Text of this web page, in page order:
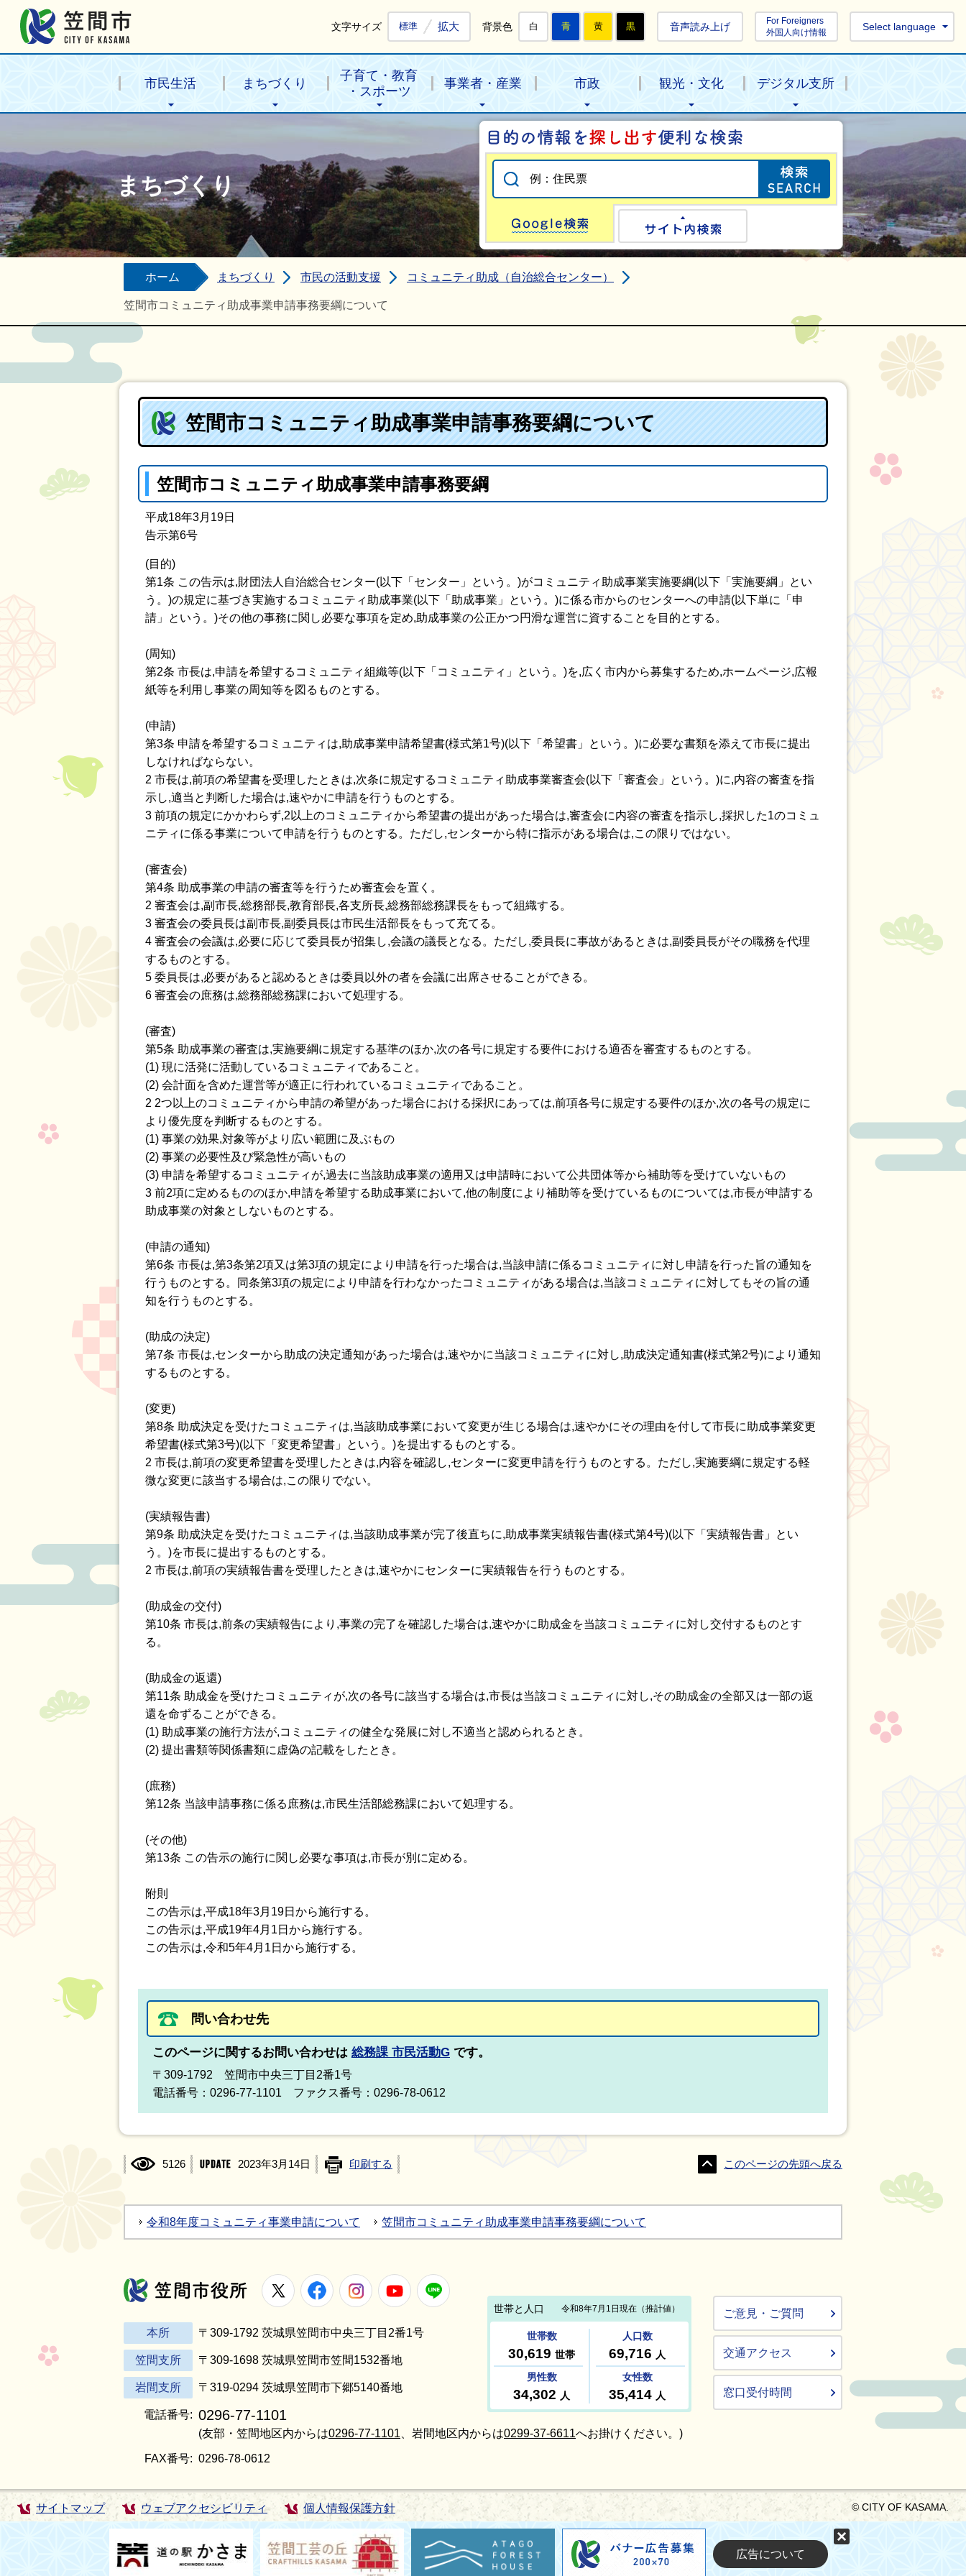
文字サイズ 標準 拡大 背景色 白 青 黄 黒 音声読み上げ
For Foreigners
外国人向け情報
Select language
市民生活 まちづくり
子育て・教育
・スポーツ
事業者・産業 市政 観光・文化 デジタル支所
まちづくり
目的の情報を探
Google検索
ホーム まちづくり 市民の活動支援 コミュニティ助成（自治総合センター）
笠間市コミュニティ助成事業申請事務要綱について
笠間市コミュニティ助成事業申請事務要綱について
笠間市コミュニティ助成事業申請事務要綱
平成18年3月19日
告示第6号
(目的)
第1条 この告示は,財団法人自治総合センター(以下「センター」という。)がコミュニティ助成事業実施要綱(以下「実施要綱」とい
う。)の規定に基づき実施するコミュニティ助成事業(以下「助成事業」という。)に係る市からのセンターへの申請(以下単に「申
請」という。)その他の事務に関し必要な事項を定め,助成事業の公正かつ円滑な運営に資することを目的とする。
(周知)
第2条 市長は,申請を希望するコミュニティ組織等(以下「コミュニティ」という。)を,広く市内から募集するため,ホームページ,広報
紙等を利用し事業の周知等を図るものとする。
(申請)
第3条 申請を希望するコミュニティは,助成事業申請希望書(様式第1号)(以下「希望書」という。)に必要な書類を添えて市長に提出
しなければならない。
2 市長は,前項の希望書を受理したときは,次条に規定するコミュニティ助成事業審査会(以下「審査会」という。)に,内容の審査を指
示し,適当と判断した場合は,速やかに申請を行うものとする。
3 前項の規定にかかわらず,2以上のコミュニティから希望書の提出があった場合は,審査会に内容の審査を指示し,採択した1のコミュ
ニティに係る事業について申請を行うものとする。ただし,センターから特に指示がある場合は,この限りではない。
(審査会)
第4条 助成事業の申請の審査等を行うため審査会を置く。
2 審査会は,副市長,総務部長,教育部長,各支所長,総務部総務課長をもって組織する。
3 審査会の委員長は副市長,副委員長は市民生活部長をもって充てる。
4 審査会の会議は,必要に応じて委員長が招集し,会議の議長となる。ただし,委員長に事故があるときは,副委員長がその職務を代理
するものとする。
5 委員長は,必要があると認めるときは委員以外の者を会議に出席させることができる。
6 審査会の庶務は,総務部総務課において処理する。
(審査)
第5条 助成事業の審査は,実施要綱に規定する基準のほか,次の各号に規定する要件における適否を審査するものとする。
(1) 現に活発に活動しているコミュニティであること。
(2) 会計面を含めた運営等が適正に行われているコミュニティであること。
2 2つ以上のコミュニティから申請の希望があった場合における採択にあっては,前項各号に規定する要件のほか,次の各号の規定に
より優先度を判断するものとする。
(1) 事業の効果,対象等がより広い範囲に及ぶもの
(2) 事業の必要性及び緊急性が高いもの
(3) 申請を希望するコミュニティが,過去に当該助成事業の適用又は申請時において公共団体等から補助等を受けていないもの
3 前2項に定めるもののほか,申請を希望する助成事業において,他の制度により補助等を受けているものについては,市長が申請する
助成事業の対象としないものとする。
(申請の通知)
第6条 市長は,第3条第2項又は第3項の規定により申請を行った場合は,当該申請に係るコミュニティに対し申請を行った旨の通知を
行うものとする。同条第3項の規定により申請を行わなかったコミュニティがある場合は,当該コミュニティに対してもその旨の通
知を行うものとする。
(助成の決定)
第7条 市長は,センターから助成の決定通知があった場合は,速やかに当該コミュニティに対し,助成決定通知書(様式第2号)により通知
するものとする。
(変更)
第8条 助成決定を受けたコミュニティは,当該助成事業において変更が生じる場合は,速やかにその理由を付して市長に助成事業変更
希望書(様式第3号)(以下「変更希望書」という。)を提出するものとする。
2 市長は,前項の変更希望書を受理したときは,内容を確認し,センターに変更申請を行うものとする。ただし,実施要綱に規定する軽
微な変更に該当する場合は,この限りでない。
(実績報告書)
第9条 助成決定を受けたコミュニティは,当該助成事業が完了後直ちに,助成事業実績報告書(様式第4号)(以下「実績報告書」とい
う。)を市長に提出するものとする。
2 市長は,前項の実績報告書を受理したときは,速やかにセンターに実績報告を行うものとする。
(助成金の交付)
第10条 市長は,前条の実績報告により,事業の完了を確認した場合は,速やかに助成金を当該コミュニティに対し交付するものとす
る。
(助成金の返還)
第11条 助成金を受けたコミュニティが,次の各号に該当する場合は,市長は当該コミュニティに対し,その助成金の全部又は一部の返
還を命ずることができる。
(1) 助成事業の施行方法が,コミュニティの健全な発展に対し不適当と認められるとき。
(2) 提出書類等関係書類に虚偽の記載をしたとき。
(庶務)
第12条 当該申請事務に係る庶務は,市民生活部総務課において処理する。
(その他)
第13条 この告示の施行に関し必要な事項は,市長が別に定める。
附則
この告示は,平成18年3月19日から施行する。
この告示は,平成19年4月1日から施行する。
この告示は,令和5年4月1日から施行する。
問い合わせ先
このページに関するお問い合わせは 総務課 市民活動G です。
〒309-1792 笠間市中央三丁目2番1号
電話番号：0296-77-1101 ファクス番号：0296-78-0612
5126 2023年3月14日 印刷する このページの先頭へ戻る
令和8年度コミュニティ事業申請について 笠間市コミュニティ助成事業申請事務要綱について
笠間市役所
X FacebookInstagramYoutube
本所 〒309-1792 茨城県笠間市中央三丁目2番1号
笠間支所 〒309-1698 茨城県笠間市笠間1532番地
岩間支所 〒319-0294 茨城県笠間市下郷5140番地
電話番号: 0296-77-1101
(友部・笠間地区内からは0296-77-1101 、岩間地区内からは0299-37-6611へお掛けください。)
FAX番号: 0296-78-0612
ご意見・ご質問
交通アクセス
窓口受付時間
サイトマップ ウェブアクセシビリティ 個人情報保護方針 © CITY OF KASAMA.
広告について